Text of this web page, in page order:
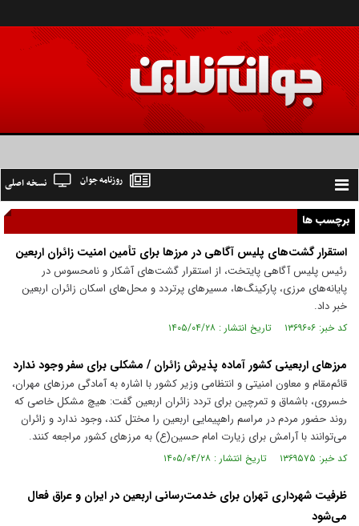
Toggle
navigation
نسخه اصلی روزنامه جوان
برچسب ها
استقرار گشت‌های پلیس آگاهی در مرزها برای تأمین امنیت زائران اربعین
رئیس پلیس آگاهی پایتخت، از استقرار گشت‌های آشکار و نامحسوس در
پایانه‌های مرزی، پارکینگ‌ها، مسیرهای پرتردد و محل‌های اسکان زائران اربعین
خبر داد.
کد خبر: ۱۳۶۹۶۰۶ تاریخ انتشار : ۱۴۰۵/۰۴/۲۸
مرزهای اربعینی کشور آماده پذیرش زائران / مشکلی برای سفر وجود ندارد
قائم‌مقام و معاون امنیتی و انتظامی وزیر کشور با اشاره به آمادگی مرزهای مهران،
خسروی، باشماق و تمرچین برای تردد زائران اربعین گفت: هیچ مشکل خاصی که
روند حضور مردم در مراسم راهپیمایی اربعین را مختل کند، وجود ندارد و زائران
می‌توانند با آرامش برای زیارت امام حسین(ع) به مرزهای کشور مراجعه کنند.
کد خبر: ۱۳۶۹۵۷۵ تاریخ انتشار : ۱۴۰۵/۰۴/۲۸
ظرفیت شهرداری تهران برای خدمت‌رسانی اربعین در ایران و عراق فعال
می‌شود